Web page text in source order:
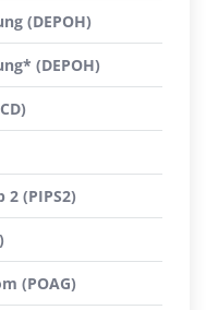
(DEPOH)
(DEPOH)
(PIPS2)
(POAG)